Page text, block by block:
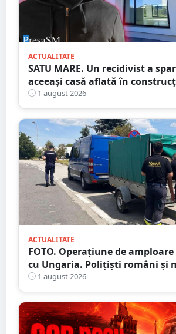
ACTUALITATE
SATU MARE. Un recidivist a
aceeași casă aflată în
șase zile
1 august 2026
ACTUALITATE
FOTO. Operațiune de
cu Ungaria. Polițiști români și
verificat sute de persoane
1 august 2026